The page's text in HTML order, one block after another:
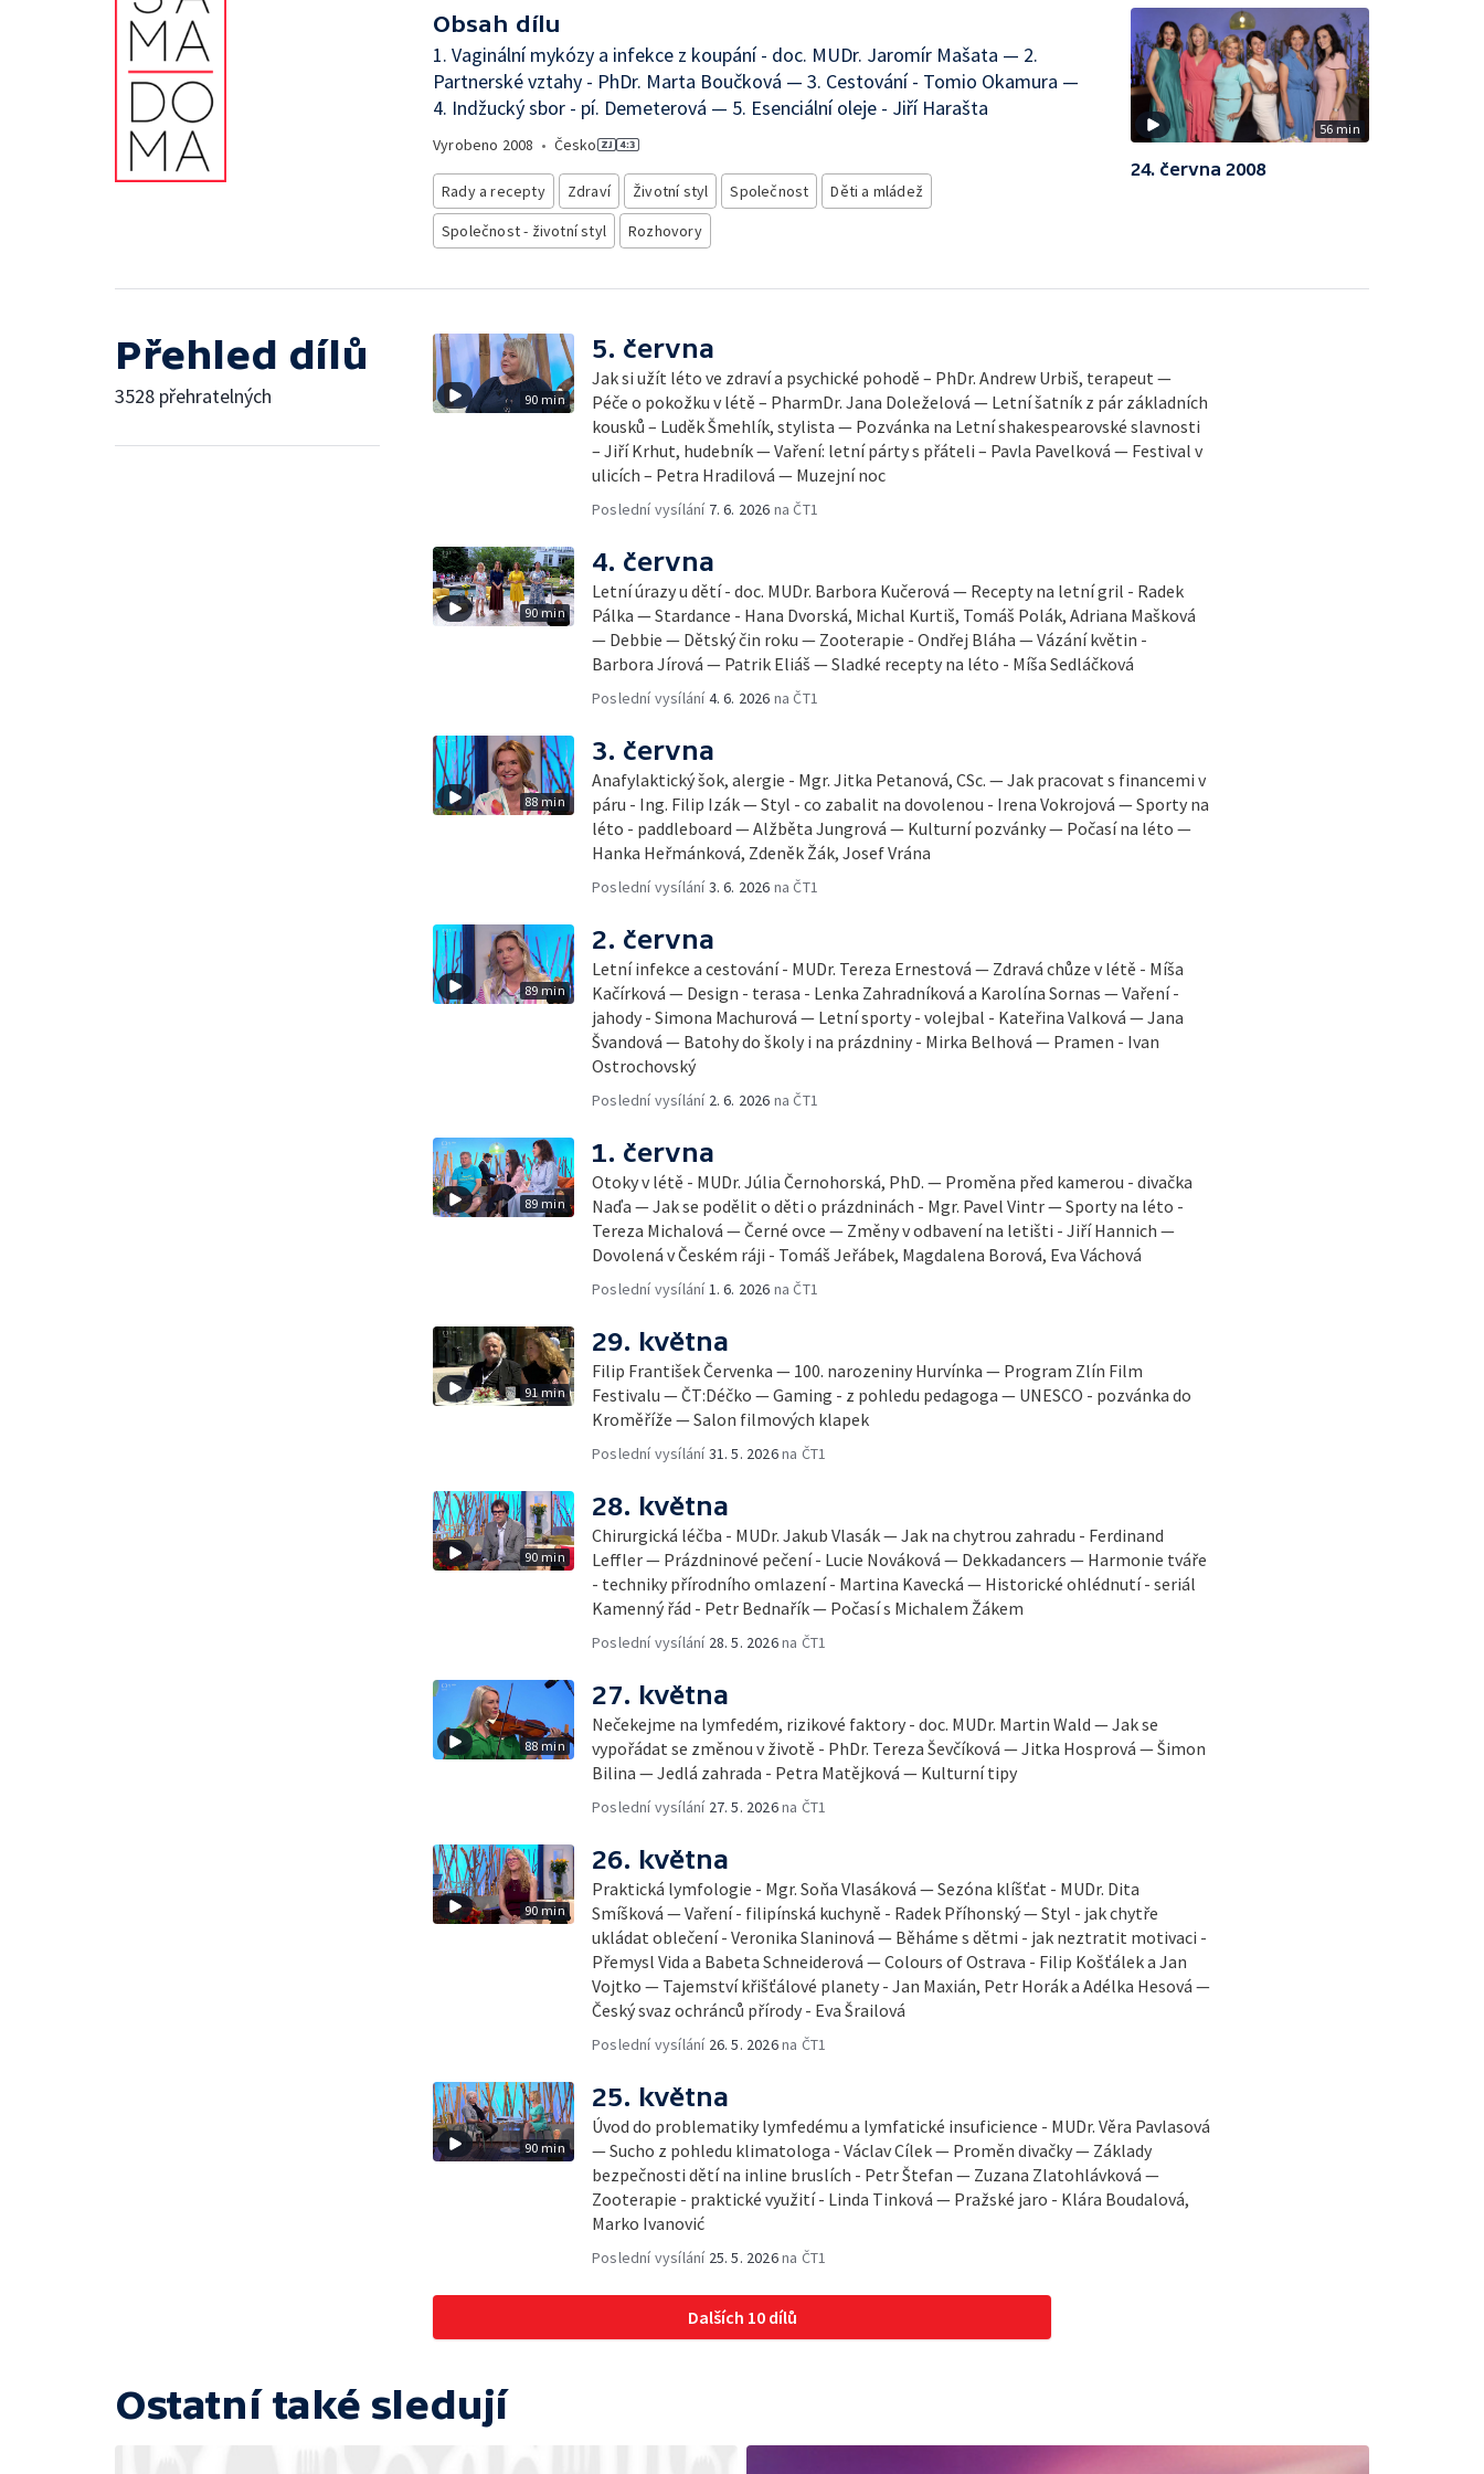
Obsah dílu
1. Vaginální mykózy a infekce z koupání - doc. MUDr. Jaromír Mašata — 2.
Partnerské vztahy - PhDr. Marta Boučková — 3. Cestování - Tomio Okamura —
4. Indžucký sbor - pí. Demeterová — 5. Esenciální oleje - Jiří Harašta
Vyrobeno 2008 • Česko
Rady a recepty Zdraví Životní styl Společnost
Děti a mládež
Společnost - životní styl
Rozhovory
56 min
24. června 2008
Přehled dílů
3528 přehratelných 90 min
5. června
Jak si užít léto ve zdraví a psychické pohodě – PhDr. Andrew Urbiš, terapeut —
Péče o pokožku v létě – PharmDr. Jana Doleželová — Letní šatník z pár základních
kousků – Luděk Šmehlík, stylista — Pozvánka na Letní shakespearovské slavnosti
– Jiří Krhut, hudebník — Vaření: letní párty s přáteli – Pavla Pavelková — Festival v
ulicích – Petra Hradilová — Muzejní noc
Poslední vysílání 7. 6. 2026 na ČT1
90 min
4. června
Letní úrazy u dětí - doc. MUDr. Barbora Kučerová — Recepty na letní gril - Radek
Pálka — Stardance - Hana Dvorská, Michal Kurtiš, Tomáš Polák, Adriana Mašková
— Debbie — Dětský čin roku — Zooterapie - Ondřej Bláha — Vázání květin -
Barbora Jírová — Patrik Eliáš — Sladké recepty na léto - Míša Sedláčková
Poslední vysílání4. 6. 2026 na ČT1
88 min
3. června
Anafylaktický šok, alergie - Mgr. Jitka Petanová, CSc. — Jak pracovat s financemi v
páru - Ing. Filip Izák — Styl - co zabalit na dovolenou - Irena Vokrojová — Sporty na
léto - paddleboard — Alžběta Jungrová — Kulturní pozvánky — Počasí na léto —
Hanka Heřmánková, Zdeněk Žák, Josef Vrána
Poslední vysílání3. 6. 2026 na ČT1
89 min
2. června
Letní infekce a cestování - MUDr. Tereza Ernestová — Zdravá chůze v létě - Míša
Kačírková — Design - terasa - Lenka Zahradníková a Karolína Sornas — Vaření -
jahody - Simona Machurová — Letní sporty - volejbal - Kateřina Valková — Jana
Švandová — Batohy do školy i na prázdniny - Mirka Belhová — Pramen - Ivan
Ostrochovský
Poslední vysílání 2. 6. 2026 na ČT1
89 min
1. června
Otoky v létě - MUDr. Júlia Černohorská, PhD. — Proměna před kamerou - divačka
Naďa — Jak se podělit o děti o prázdninách - Mgr. Pavel Vintr — Sporty na léto -
Tereza Michalová — Černé ovce — Změny v odbavení na letišti - Jiří Hannich —
Dovolená v Českém ráji - Tomáš Jeřábek, Magdalena Borová, Eva Váchová
Poslední vysílání1. 6. 2026 na ČT1
91 min
29. května
Filip František Červenka — 100. narozeniny Hurvínka — Program Zlín Film
Festivalu — ČT:Déčko — Gaming - z pohledu pedagoga — UNESCO - pozvánka do
Kroměříže — Salon filmových klapek
Poslední vysílání31. 5. 2026na ČT1
90 min
28. května
Chirurgická léčba - MUDr. Jakub Vlasák — Jak na chytrou zahradu - Ferdinand
Leffler — Prázdninové pečení - Lucie Nováková — Dekkadancers — Harmonie tváře
- techniky přírodního omlazení - Martina Kavecká — Historické ohlédnutí - seriál
Kamenný řád - Petr Bednařík — Počasí s Michalem Žákem
Poslední vysílání 28. 5. 2026na ČT1
88 min
27. května
Nečekejme na lymfedém, rizikové faktory - doc. MUDr. Martin Wald — Jak se
vypořádat se změnou v životě - PhDr. Tereza Ševčíková — Jitka Hosprová — Šimon
Bilina — Jedlá zahrada - Petra Matějková — Kulturní tipy
Poslední vysílání 27. 5. 2026na ČT1
90 min
26. května
Praktická lymfologie - Mgr. Soňa Vlasáková — Sezóna klíšťat - MUDr. Dita
Smíšková — Vaření - filipínská kuchyně - Radek Příhonský — Styl - jak chytře
ukládat oblečení - Veronika Slaninová — Běháme s dětmi - jak neztratit motivaci -
Přemysl Vida a Babeta Schneiderová — Colours of Ostrava - Filip Košťálek a Jan
Vojtko — Tajemství křišťálové planety - Jan Maxián, Petr Horák a Adélka Hesová —
Český svaz ochránců přírody - Eva Šrailová
Poslední vysílání 26. 5. 2026na ČT1
90 min
25. května
Úvod do problematiky lymfedému a lymfatické insuficience - MUDr. Věra Pavlasová
— Sucho z pohledu klimatologa - Václav Cílek — Proměn divačky — Základy
bezpečnosti dětí na inline bruslích - Petr Štefan — Zuzana Zlatohlávková —
Zooterapie - praktické využití - Linda Tinková — Pražské jaro - Klára Boudalová,
Marko Ivanović
Poslední vysílání 25. 5. 2026na ČT1
Dalších 10 dílů
Ostatní také sledují